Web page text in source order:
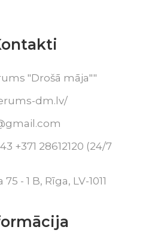
"Drošā māja""
dm.lv/
+371 28612120 (24/7
- 1 B, Rīga, LV-1011